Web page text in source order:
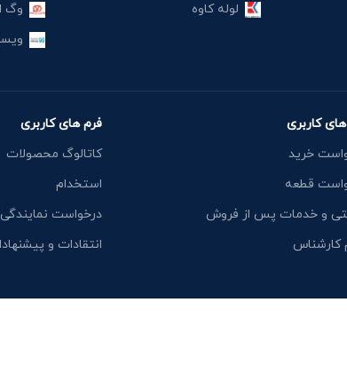
لوله کاوه
وگ
کاربری
خرید
قطعه
و خدمات پس از فروش
کارشناس
فرم های کاربری
کاتالوگ محصولات
استخدام
درخواست نمایندگی
انتقادات و